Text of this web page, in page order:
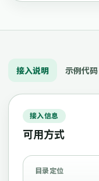
接入说明 示例代码
接入信息
可用方式
目录定位